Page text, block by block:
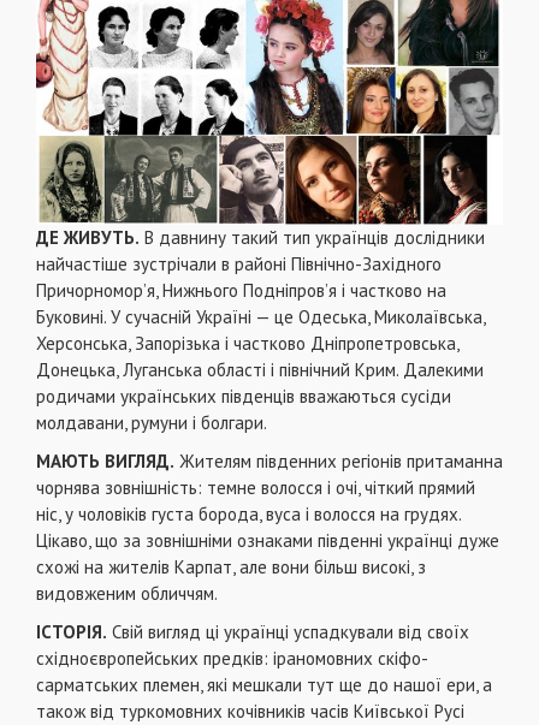
ДЕ ЖИВУТЬ. В давнину такий тип українців дослідники
найчастіше зустрічали в районі Північно-Західного
Причорномор’я, Нижнього Подніпров’я і частково на
Буковині. У сучасній Україні — це Одеська, Миколаївська,
Херсонська, Запорізька і частково Дніпропетровська,
Донецька, Луганська області і північний Крим. Далекими
родичами українських південців вважаються сусіди
молдавани, румуни і болгари.
МАЮТЬ ВИГЛЯД. Жителям південних регіонів притаманна
чорнява зовнішність: темне волосся і очі, чіткий прямий
ніс, у чоловіків густа борода, вуса і волосся на грудях.
Цікаво, що за зовнішніми ознаками південні українці дуже
схожі на жителів Карпат, але вони більш високі, з
видовженим обличчям.
ІСТОРІЯ. Свій вигляд ці українці успадкували від своїх
східноєвропейських предків: іраномовних скіфо-
сарматських племен, які мешкали тут ще до нашої ери, а
також від туркомовних кочівників часів Київської Русі